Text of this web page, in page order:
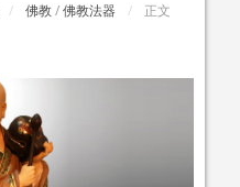
佛教/佛教法器 正文